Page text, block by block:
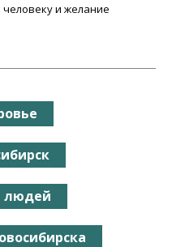
и желание
людей